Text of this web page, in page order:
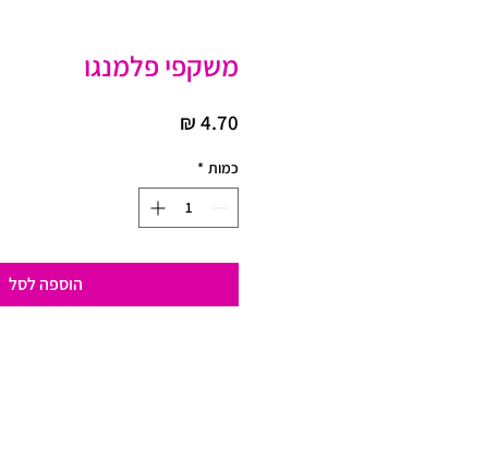
משקפי פלמנגו
כמות *
הוספה לסל